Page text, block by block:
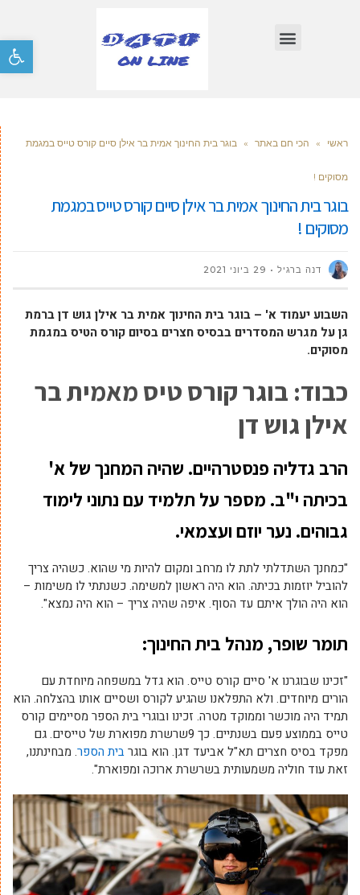
פתח
ראשי » הכי חם באתר » בוגר בית החינוך אמית בר אילן סיים קורס טייס במגמת
מסוקים !
בוגר בית החינוך אמית בר אילן סיים קורס טייס במגמת
מסוקים !
דנה ברגיל 29 ביוני 2021
השבוע יעמוד א' – בוגר בית החינוך אמית בר אילן גוש דן ברמת
גן על מגרש המסדרים בבסיס חצרים בסיום קורס הטיס במגמת
מסוקים.
כבוד: בוגר קורס טיס מאמית בר
אילן גוש דן
הרב גדליה פנסטרהיים. שהיה המחנך של א'
בכיתה י"ב. מספר על תלמיד עם נתוני לימוד
גבוהים. נער יוזם ועצמאי.
"כמחנך השתדלתי לתת לו מרחב ומקום להיות מי שהוא. כשהיה צריך
להוביל יוזמות בכיתה. הוא היה ראשון למשימה. כשנתתי לו משימות –
הוא היה הולך איתם עד הסוף. איפה שהיה צריך – הוא היה נמצא".
תומר שופר, מנהל בית החינוך: ‏
"זכינו שבוגרנו א' סיים קורס טייס. הוא גדל במשפחה מיוחדת עם
הורים מיוחדים. ולא התפלאנו שהגיע לקורס ושסיים אותו בהצלחה. הוא
תמיד היה מוכשר וממוקד מטרה. זכינו ובוגרי בית הספר מסיימים קורס
טייס בממוצע פעם בשנתיים. כך 9שרשרת מפוארת של טייסים. גם
מפקד בסיס חצרים תא"ל אביעד דגן. הוא בוגרבית הספר. מבחינתנו,
זאת עוד חוליה משמעותית בשרשרת ארוכה ומפוארת".